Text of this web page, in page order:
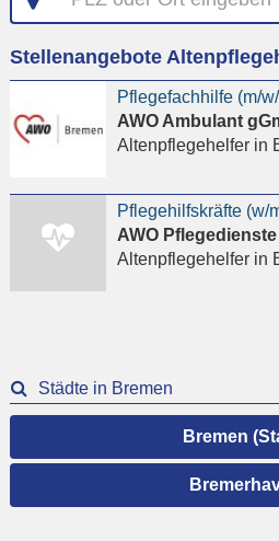
oder
eingeben
Stellenangebote
AWO Ambulant
Altenpflegehelferin
AWO Pflegedienste
Altenpflegehelferin
Städte in Bremen
Bremen